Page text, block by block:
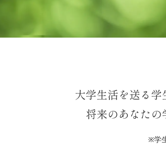
大学生活を送る学
将来のあなたの
※学